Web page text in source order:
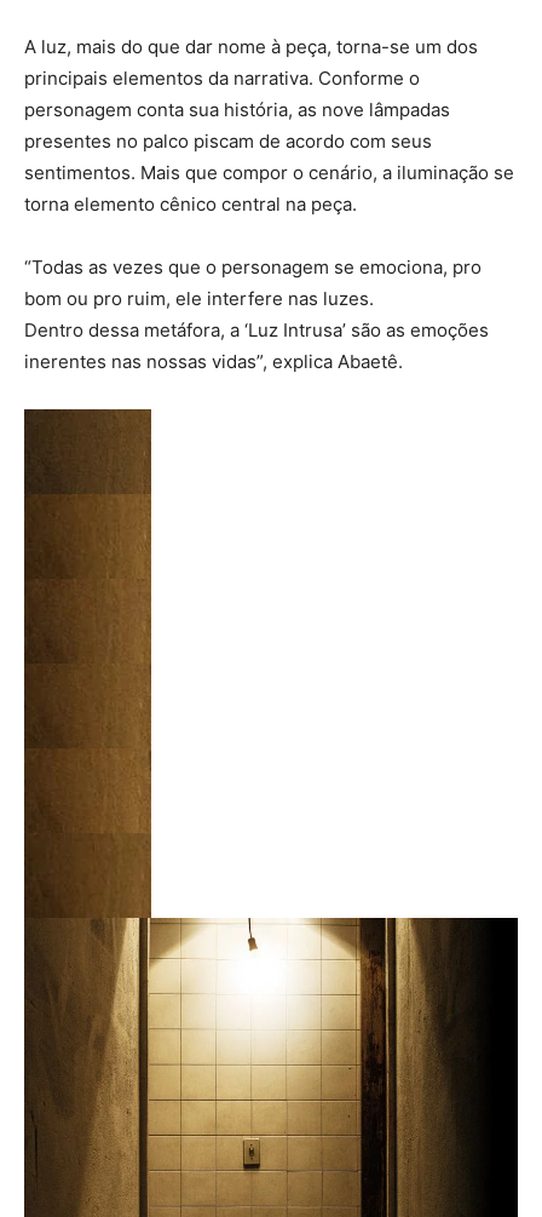
A luz, mais do que dar nome à peça, torna-se um dos
principais elementos da narrativa. Conforme o
personagem conta sua história, as nove lâmpadas
presentes no palco piscam de acordo com seus
sentimentos. Mais que compor o cenário, a iluminação se
torna elemento cênico central na peça.
“Todas as vezes que o personagem se emociona, pro
bom ou pro ruim, ele interfere nas luzes.
Dentro dessa metáfora, a ‘Luz Intrusa’ são as emoções
inerentes nas nossas vidas”, explica Abaetê.